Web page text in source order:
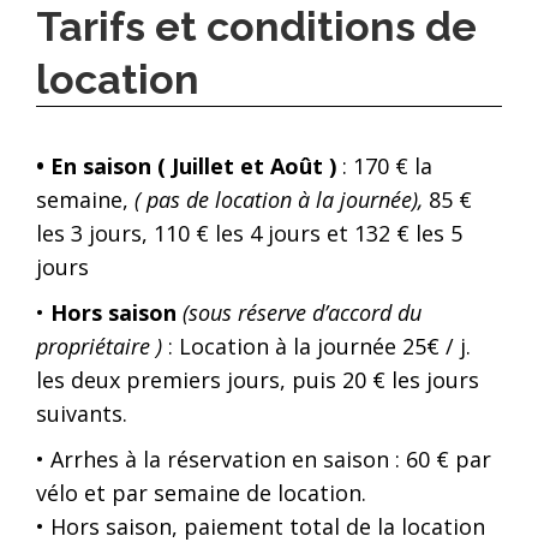
Tarifs et conditions de
location
• En saison ( Juillet et Août ) : 170 € la
semaine, ( pas de location à la journée), 85 €
les 3 jours, 110 € les 4 jours et 132 € les 5
jours
• Hors saison (sous réserve d’accord du
propriétaire ) : Location à la journée 25€ / j.
les deux premiers jours, puis 20 € les jours
suivants.
• Arrhes à la réservation en saison : 60 € par
vélo et par semaine de location.
• Hors saison, paiement total de la location